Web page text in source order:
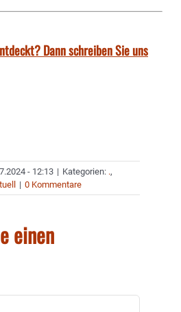
Dann schreiben Sie uns
- 12:13 | Kategorien: .,
| 0 Kommentare
einen